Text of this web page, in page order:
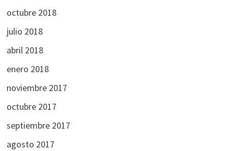
octubre 2018
julio 2018
abril 2018
enero 2018
noviembre 2017
octubre 2017
septiembre 2017
agosto 2017